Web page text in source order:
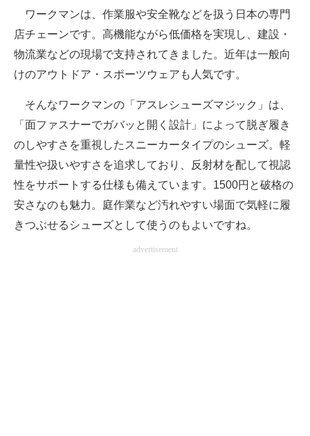
ワークマンは、作業服や安全靴などを扱う日本の専門
店チェーンです。高機能ながら低価格を実現し、建設・
物流業などの現場で支持されてきました。近年は一般向
けのアウトドア・スポーツウェアも人気です。
そんなワークマンの「アスレシューズマジック」は、
「面ファスナーでガバッと開く設計」によって脱ぎ履き
のしやすさを重視したスニーカータイプのシューズ。軽
量性や扱いやすさを追求しており、反射材を配して視認
性をサポートする仕様も備えています。1500円と破格の
安さなのも魅力。庭作業など汚れやすい場面で気軽に履
きつぶせるシューズとして使うのもよいですね。
advertisement